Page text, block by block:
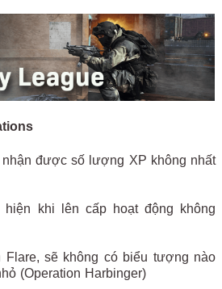
được số lượng XP không nhất
khi lên cấp hoạt động không
Flare, sẽ không có biểu tượng nào
(Operation Harbinger)